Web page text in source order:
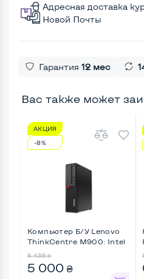
Адресная доставка
Новой Почты
Гарантия 12 мес
Вас также может
АКЦИЯ
-8%
Компьютер Б/У Lenovo
ThinkCentre M900: Intel
5 435 ₴
5 000 ₴